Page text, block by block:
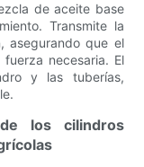
de aceite base
Transmite la
asegurando que el
necesaria. El
y las tuberías,
los cilindros